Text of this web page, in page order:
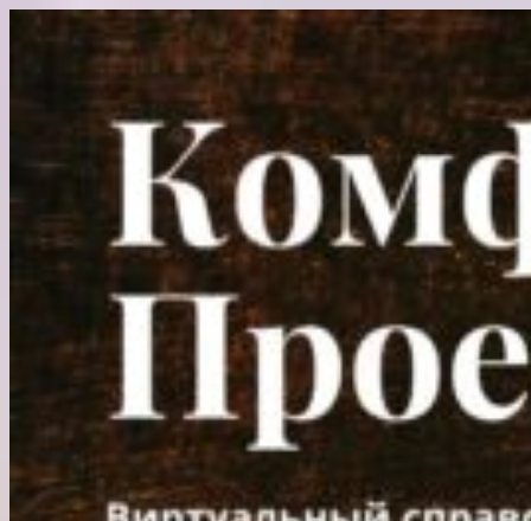
Перейти
содержимому